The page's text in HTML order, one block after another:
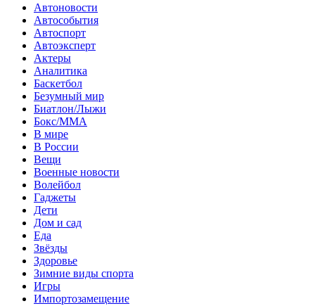
Автоновости
Автособытия
Автоспорт
Автоэксперт
Актеры
Аналитика
Баскетбол
Безумный мир
Биатлон/Лыжи
Бокс/MMA
В мире
В России
Вещи
Военные новости
Волейбол
Гаджеты
Дети
Дом и сад
Еда
Звёзды
Здоровье
Зимние виды спорта
Игры
Импортозамещение